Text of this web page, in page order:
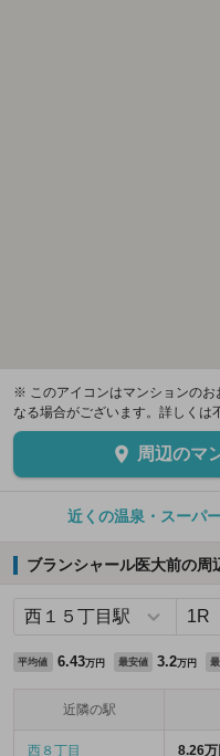
※ このアイコンはマンションの
なる場合がございます。詳しくは
周辺のマ
近くの温泉・スーパ
ブランシャール医大前の周
平均値 6.43万円 最安値 3.2万円
近隣の駅
西８丁目 8.26万